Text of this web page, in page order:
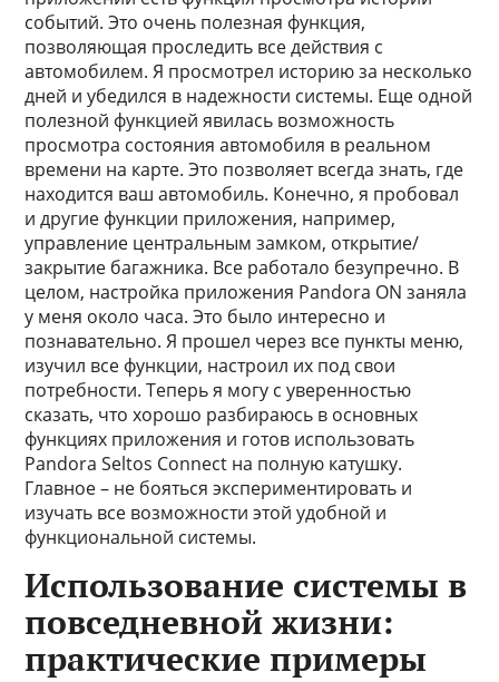
событий. Это очень полезная функция,
позволяющая проследить все действия с
автомобилем. Я просмотрел историю за несколько
дней и убедился в надежности системы. Еще одной
полезной функцией явилась возможность
просмотра состояния автомобиля в реальном
времени на карте. Это позволяет всегда знать, где
находится ваш автомобиль. Конечно, я пробовал
и другие функции приложения, например,
управление центральным замком, открытие/
закрытие багажника. Все работало безупречно. В
целом, настройка приложения Pandora ON заняла
у меня около часа. Это было интересно и
познавательно. Я прошел через все пункты меню,
изучил все функции, настроил их под свои
потребности. Теперь я могу с уверенностью
сказать, что хорошо разбираюсь в основных
функциях приложения и готов использовать
Pandora Seltos Connect на полную катушку.
Главное – не бояться экспериментировать и
изучать все возможности этой удобной и
функциональной системы.
Использование системы в
повседневной жизни:
практические примеры